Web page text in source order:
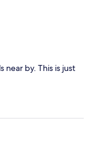
by. This is just